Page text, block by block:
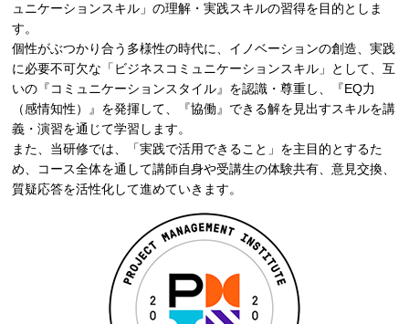
ュニケーションスキル」の理解・実践スキルの習得を目的としま
す。
個性がぶつかり合う多様性の時代に、イノベーションの創造、実践
に必要不可欠な「ビジネスコミュニケーションスキル」として、互
いの『コミュニケーションスタイル』を認識・尊重し、『EQ力
（感情知性）』を発揮して、『協働』できる解を見出すスキルを講
義・演習を通じて学習します。
また、当研修では、「実践で活用できること」を主目的とするた
め、コース全体を通して講師自身や受講生の体験共有、意見交換、
質疑応答を活性化して進めていきます。